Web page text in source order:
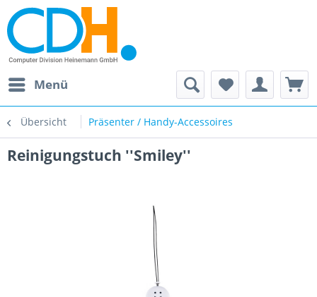
Menü
Übersicht Präsenter / Handy-Accessoires
Reinigungstuch ''Smiley''